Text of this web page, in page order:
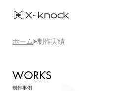
ホーム 制作実績
WORKS
制作事例